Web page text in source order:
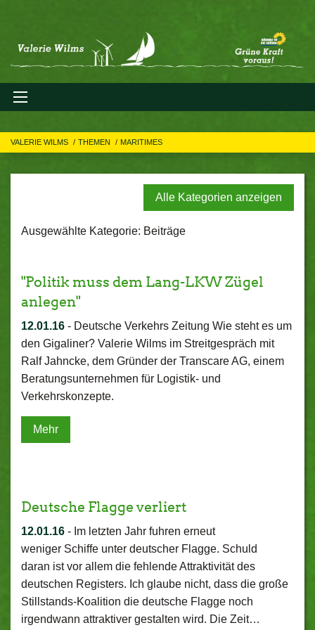
VALERIE WILMS THEMEN MARITIMES
Alle Kategorien anzeigen
Ausgewählte Kategorie: Beiträge
"Politik muss dem Lang-LKW Zügel
anlegen"
12.01.16 - Deutsche Verkehrs Zeitung Wie steht es um
den Gigaliner? Valerie Wilms im Streitgespräch mit
Ralf Jahncke, dem Gründer der Transcare AG, einem
Beratungsunternehmen für Logistik- und
Verkehrskonzepte.
Mehr
Deutsche Flagge verliert
12.01.16 - Im letzten Jahr fuhren erneut
weniger Schiffe unter deutscher Flagge. Schuld
daran ist vor allem die fehlende Attraktivität des
deutschen Registers. Ich glaube nicht, dass die große
Stillstands-Koalition die deutsche Flagge noch
irgendwann attraktiver gestalten wird. Die Zeit…